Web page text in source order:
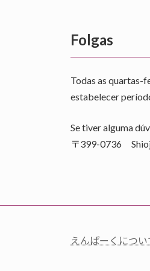
Folgas
Todas as quartas-
estabelecer
Se tiver alguma
〒399-0736
えんぱーくについ